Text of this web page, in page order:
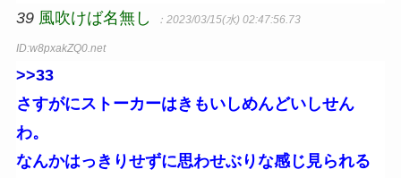
39 風吹けば名無し ：2023/03/15(水) 02:47:56.73
ID:w8pxakZQ0.net
>>33
さすがにストーカーはきもいしめんどいしせん
わ。
なんかはっきりせずに思わせぶりな感じ見られる